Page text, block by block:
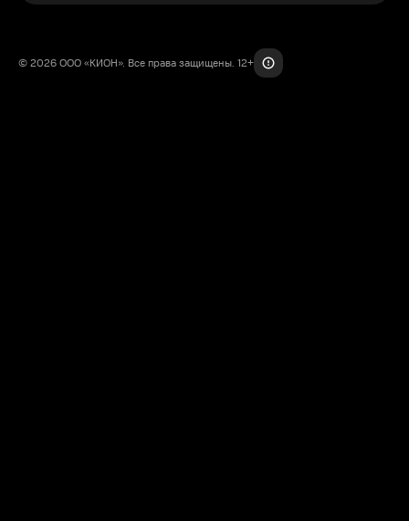
© 2026 ООО «КИОН». Все права защищены. 12+